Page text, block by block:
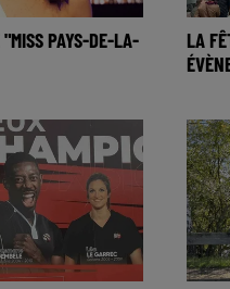
PAYS-DE-LA-
LA